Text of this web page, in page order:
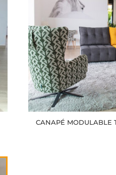
CANAPÉ MODULABLE